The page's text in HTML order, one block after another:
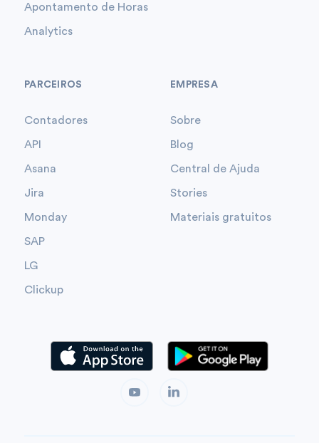
Apontamento de Horas
Analytics
PARCEIROS
Contadores
API
Asana
Jira
Monday
SAP
LG
Clickup
EMPRESA
Sobre
Blog
Central de Ajuda
Stories
Materiais gratuitos